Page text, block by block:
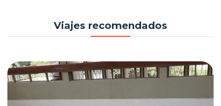
Viajes recomendados